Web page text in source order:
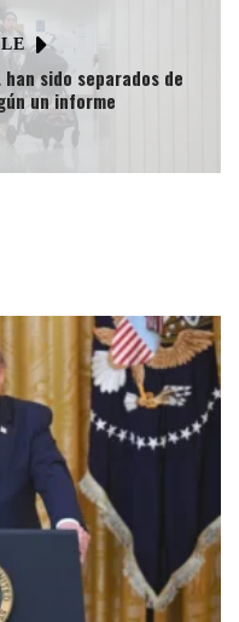
han sido separados de
un informe